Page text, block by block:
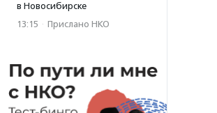
в Новосибирске
13:15 · Прислано НКО